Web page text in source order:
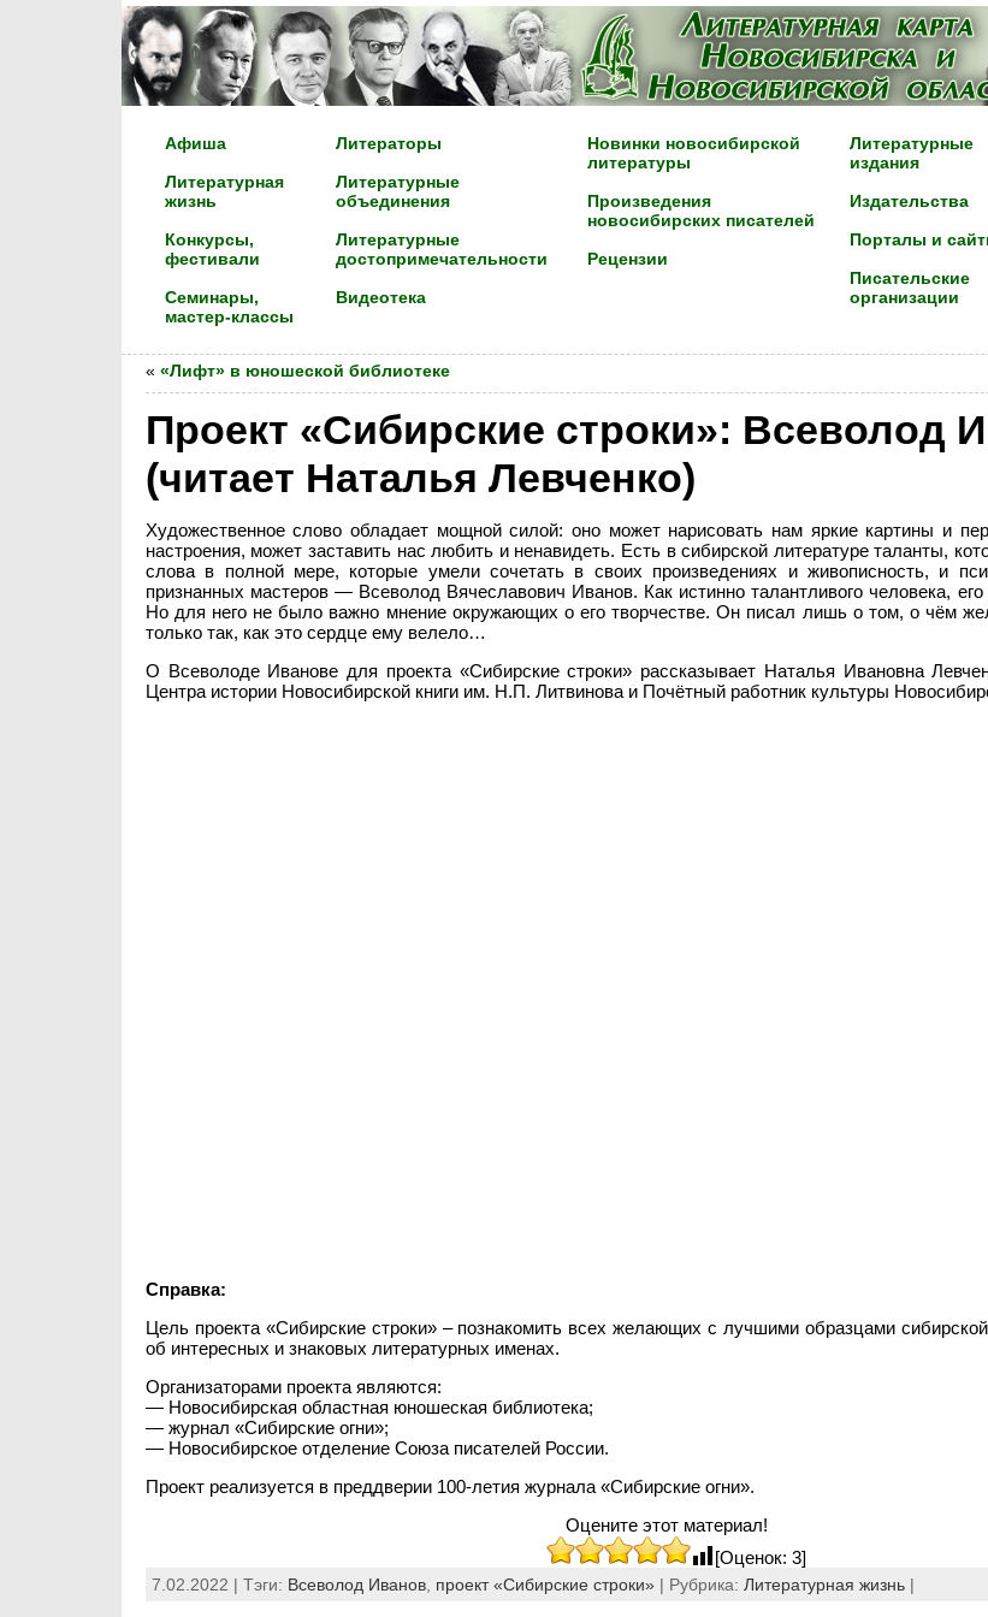
Афиша
Литературная
жизнь
Конкурсы,
фестивали
Семинары,
мастер-классы
Литераторы
Литературные
объединения
Литературные
достопримечательности
Видеотека
Новинки новосибирской
литературы
Произведения
новосибирских писателей
Рецензии
Литературные
издания
Издательства
Порталы и
Писательские
организации
« «Лифт» в юношеской библиотеке
Проект «Сибирские строки»: Всеволод
(читает Наталья Левченко)
Художественное слово обладает мощной силой: оно может нарисовать нам яркие картины и
настроения, может заставить нас любить и ненавидеть. Есть в сибирской литературе таланты,
слова в полной мере, которые умели сочетать в своих произведениях и живописность, и
признанных мастеров — Всеволод Вячеславович Иванов. Как истинно талантливого человека, его
Но для него не было важно мнение окружающих о его творчестве. Он писал лишь о том, о чём
только так, как это сердце ему велело…
О Всеволоде Иванове для проекта «Сибирские строки» рассказывает Наталья Ивановна
Центра истории Новосибирской книги им. Н.П. Литвинова и Почётный работник культуры
Справка:
Цель проекта «Сибирские строки» – познакомить всех желающих с лучшими образцами
об интересных и знаковых литературных именах.
Организаторами проекта являются:
— Новосибирская областная юношеская библиотека;
— журнал «Сибирские огни»;
— Новосибирское отделение Союза писателей России.
Проект реализуется в преддверии 100-летия журнала «Сибирские огни».
Оцените этот материал!
[Оценок: 3]
7.02.2022 | Тэги: Всеволод Иванов, проект «Сибирские строки»| Рубрика: Литературная жизнь|